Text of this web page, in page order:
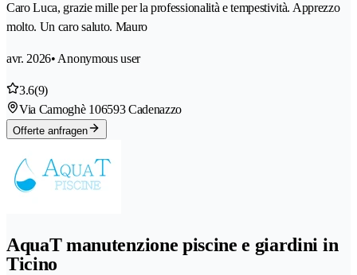
Caro Luca, grazie mille per la professionalità e tempestività. Apprezzo
molto. Un caro saluto. Mauro
avr. 2026• Anonymous user
3.6(9)
Via Camoghè 106593 Cadenazzo
Offerte anfragen
AquaT manutenzione piscine e giardini in
Ticino